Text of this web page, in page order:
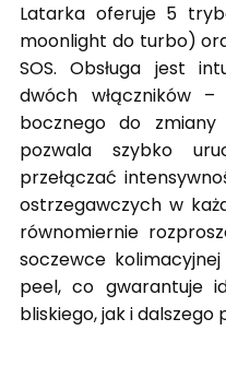
Latarka oferuje 5
moonlight do turbo)
SOS. Obsługa jest
dwóch włączników
bocznego do zmiany
pozwala szybko
przełączać
ostrzegawczych w
równomiernie
soczewce
peel, co gwarantuje
bliskiego, jak i dalszego